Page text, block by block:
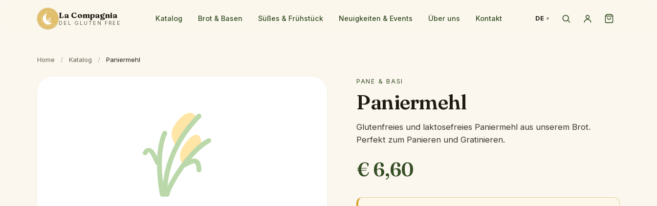
La Compagnia
DEL GLUTEN FREE
Katalog Brot & Basen Süßes & Frühstück Neuigkeiten & Events Über uns Kontakt DE
Home / Katalog / Paniermehl
PANE & BASI
Paniermehl
Glutenfreies und laktosefreies Paniermehl aus unserem Brot.
Perfekt zum Panieren und Gratinieren.
€ 6,60